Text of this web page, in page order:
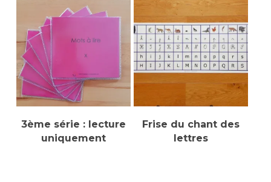
Sélectionner Des
Options
3ème série : lecture
uniquement
Ajouter Au Panier
Frise du chant des
lettres